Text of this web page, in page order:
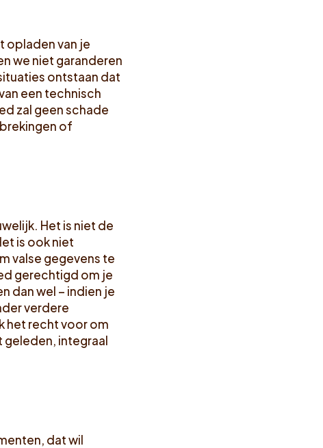
opladen van je
we niet garanderen
ontstaan dat
een technisch
zal geen schade
of
Het is niet de
is ook niet
valse gegevens te
gerechtigd om je
dan wel – indien je
verdere
het recht voor om
geleden, integraal
dat wil